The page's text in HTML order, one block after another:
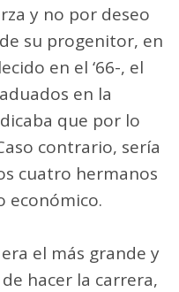
y no por deseo
su progenitor, en
en el ‘66-, el
en la
que por lo
contrario, sería
cuatro hermanos
económico.
el más grande y
hacer la carrera,